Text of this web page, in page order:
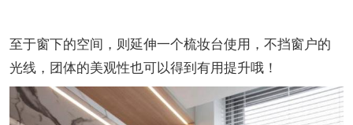
至于窗下的空间，则延伸一个梳妆台使用，不挡窗户的
光线，团体的美观性也可以得到有用提升哦！